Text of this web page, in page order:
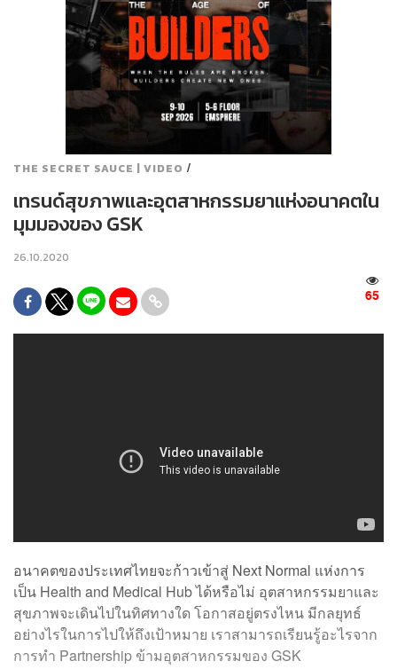
THE SECRET SAUCE | VIDEO /
เทรนด์สุขภาพและอุตสาหกรรมยาแห่งอนาคตใน
มุมมองของ GSK
26.10.2020
65
อนาคตของประเทศไทยจะก้าวเข้าสู่ Next Normal แห่งการ
เป็น Health and Medical Hub ได้หรือไม่ อุตสาหกรรมยาและ
สุขภาพจะเดินไปในทิศทางใด โอกาสอยู่ตรงไหน มีกลยุทธ์
อย่างไรในการไปให้ถึงเป้าหมาย เราสามารถเรียนรู้อะไรจาก
การทำ Partnership ข้ามอุตสาหกรรมของ GSK